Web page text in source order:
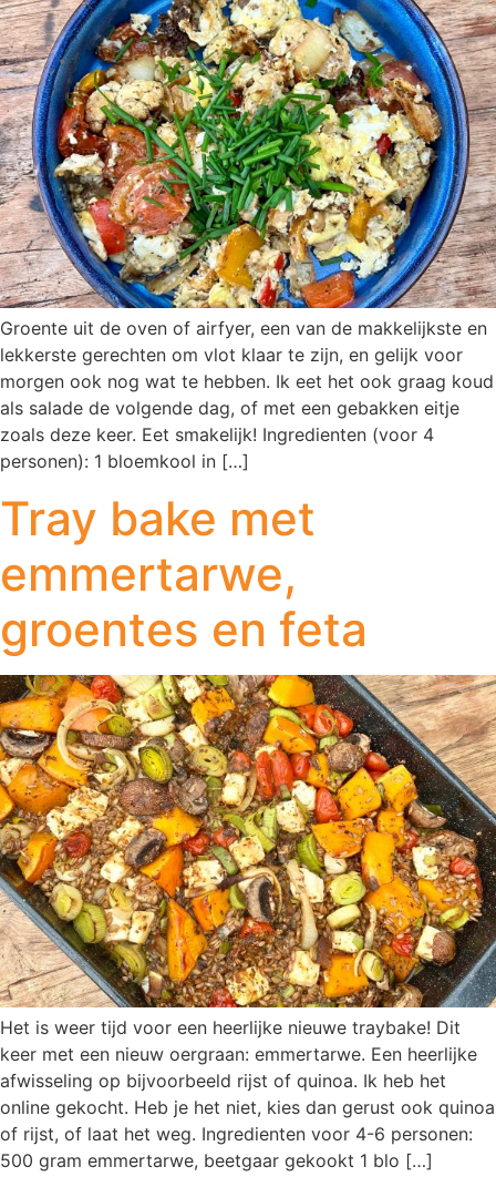
Groente uit de oven of airfyer, een van de makkelijkste en
lekkerste gerechten om vlot klaar te zijn, en gelijk voor
morgen ook nog wat te hebben. Ik eet het ook graag koud
als salade de volgende dag, of met een gebakken eitje
zoals deze keer. Eet smakelijk! Ingredienten (voor 4
personen): 1 bloemkool in […]
Tray bake met
emmertarwe,
groentes en feta
Het is weer tijd voor een heerlijke nieuwe traybake! Dit
keer met een nieuw oergraan: emmertarwe. Een heerlijke
afwisseling op bijvoorbeeld rijst of quinoa. Ik heb het
online gekocht. Heb je het niet, kies dan gerust ook quinoa
of rijst, of laat het weg. Ingredienten voor 4-6 personen:
500 gram emmertarwe, beetgaar gekookt 1 blo […]